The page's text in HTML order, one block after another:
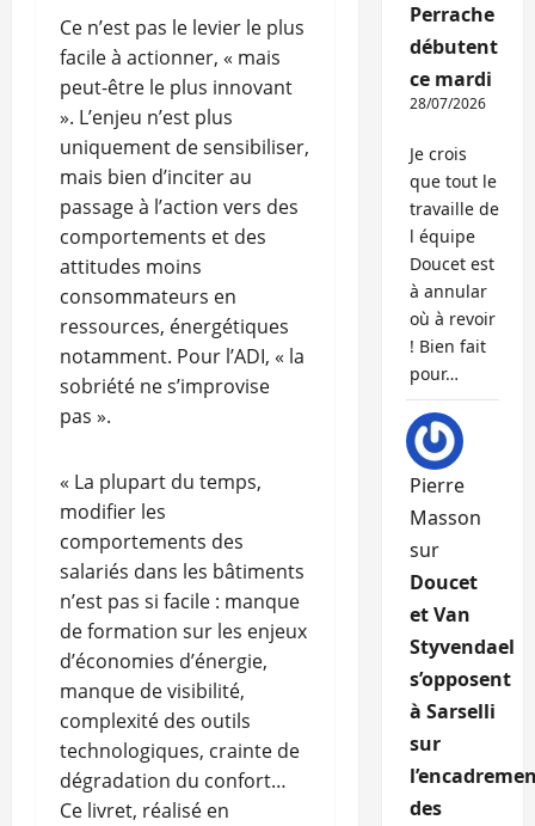
Ce n’est pas le levier le plus
facile à actionner, « mais
peut-être le plus innovant
». L’enjeu n’est plus
uniquement de sensibiliser,
mais bien d’inciter au
passage à l’action vers des
comportements et des
attitudes moins
consommateurs en
ressources, énergétiques
notamment. Pour l’ADI, « la
sobriété ne s’improvise
pas ».
« La plupart du temps,
modifier les
comportements des
salariés dans les bâtiments
n’est pas si facile : manque
de formation sur les enjeux
d’économies d’énergie,
manque de visibilité,
complexité des outils
technologiques, crainte de
dégradation du confort…
Ce livret, réalisé en
Perrache
débutent
ce mardi
28/07/2026
Je crois
que tout le
travaille de
l équipe
Doucet est
à annular
où à revoir
! Bien fait
pour…
Pierre
Masson
sur
Doucet
et Van
Styvendael
s’opposent
à Sarselli
sur
des